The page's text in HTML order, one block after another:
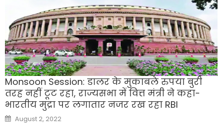
Monsoon Session: डालर के मुकाबले रुपया बुरी
तरह नहीं टूट रहा, राज्यसभा में वित्त मंत्री ने कहा-
भारतीय मुद्रा पर लगातार नजर रख रहा RBI
Posted
on
August 2, 2022